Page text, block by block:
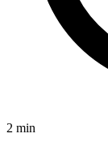
2 min